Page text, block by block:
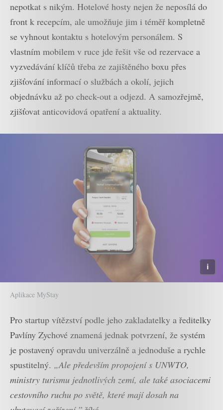
nepotkat s nikým. Hotelové hosty nejen že neposílá do
front k recepcím, ale umožňuje jim i téměř kompletně
se vyhnout kontaktu s hotelovým personálem. S
vlastním mobilem v ruce jde řešit vše od rezervace a
vyzvedávání klíčů třeba ze zajištěného boxu přes
zjišťování informací o službách a okolí, jejich
objednávku až po check-out a odjezd. A samozřejmě,
zjišťovat anticovidová opatření a aktuality.
Aplikace MyStay
Pro startup vítězství podle jeho zakladatelky a ředitelky
Pavlíny Zychové znamená jednak potvrzení, že systém
je postavený opravdu univerzálně a jednoduše a rychle
spustitelný. „Ale především propojení s UNWTO,
ministry turismu jednotlivých zemí, ale také asociacemi
cestovního ruchu po světě, které mají dosah na